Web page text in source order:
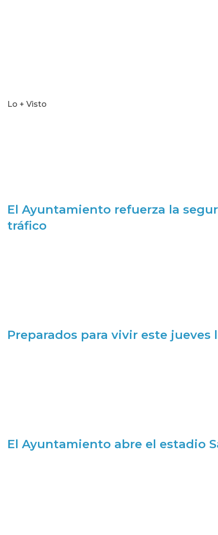
Lo + Visto
El Ayuntamiento refuerza la
tráfico
Preparados para vivir este jueves
El Ayuntamiento abre el estadio